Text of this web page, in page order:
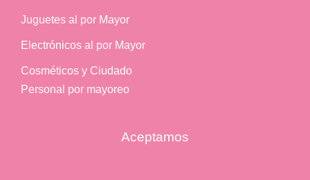
Juguetes al por Mayor
Electrónicos al por Mayor
Cosméticos y Ciudado
Personal por mayoreo
Aceptamos